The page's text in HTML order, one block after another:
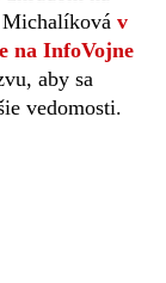
v
na InfoVojne
aby sa
vedomosti.